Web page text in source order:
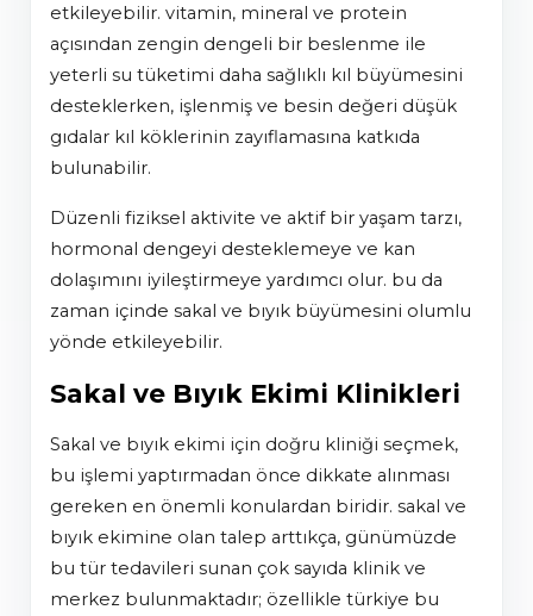
etkileyebilir. vitamin, mineral ve protein
açısından zengin dengeli bir beslenme ile
yeterli su tüketimi daha sağlıklı kıl büyümesini
desteklerken, işlenmiş ve besin değeri düşük
gıdalar kıl köklerinin zayıflamasına katkıda
bulunabilir.
düzenli fiziksel aktivite ve aktif bir yaşam tarzı,
hormonal dengeyi desteklemeye ve kan
dolaşımını iyileştirmeye yardımcı olur. bu da
zaman içinde sakal ve bıyık büyümesini olumlu
yönde etkileyebilir.
Sakal ve Bıyık Ekimi Klinikleri
sakal ve bıyık ekimi için doğru kliniği seçmek,
bu işlemi yaptırmadan önce dikkate alınması
gereken en önemli konulardan biridir. sakal ve
bıyık ekimine olan talep arttıkça, günümüzde
bu tür tedavileri sunan çok sayıda klinik ve
merkez bulunmaktadır; özellikle türkiye bu